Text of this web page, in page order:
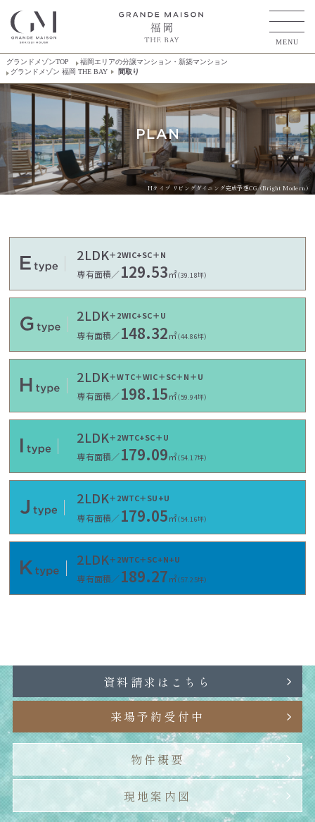
MENU
グランドメゾンTOP
福岡エリアの分譲マンション・新築マンション
グランドメゾン 福岡 THE BAY
間取り
Hタイプ リビングダイニング完成予想CG（Bright Modern）
2LDK＋2WIC+SC＋N
専有面積／129.53㎡（39.18坪）
2LDK＋2WIC+SC＋U
専有面積／148.32㎡（44.86坪）
2LDK＋WTC＋WIC＋SC＋N＋U
専有面積／198.15㎡（59.94坪）
2LDK＋2WTC+SC＋U
専有面積／179.09㎡（54.17坪）
2LDK＋2WTC＋SU+U
専有面積／179.05㎡（54.16坪）
2LDK＋2WTC＋SC+N+U
専有面積／189.27㎡（57.25坪）
資料請求はこちら
来場予約受付中
物件概要
現地案内図